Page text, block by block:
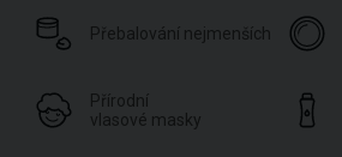
Přebalování nejmenších
Přírodní
vlasové masky